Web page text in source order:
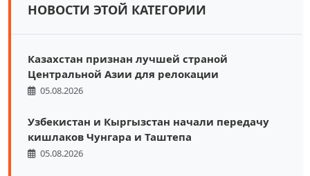
НОВОСТИ ЭТОЙ КАТЕГОРИИ
Казахстан признан лучшей страной
Центральной Азии для релокации
05.08.2026
Узбекистан и Кыргызстан начали передачу
кишлаков Чунгара и Таштепа
05.08.2026